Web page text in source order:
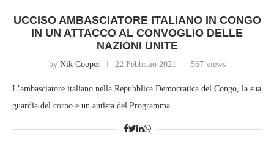
UCCISO AMBASCIATORE ITALIANO IN CONGO
IN UN ATTACCO AL CONVOGLIO DELLE
NAZIONI UNITE
by Nik Cooper 22 Febbraio 2021 567 views
L’ambasciatore italiano nella Repubblica Democratica del Congo, la sua
guardia del corpo e un autista del Programma…